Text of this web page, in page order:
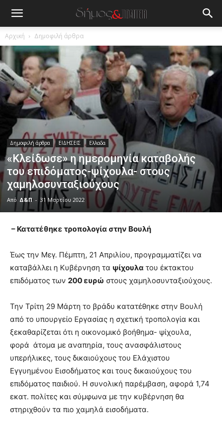
Αρχική Δημοφιλή άρθρα
Δημοφιλή άρθρα ΕΙΔΗΣΕΙΣ Ελλαδα
«Κλείδωσε» η ημερομηνία καταβολής
του επιδόματος-ψίχουλα- στους
χαμηλοσυνταξιούχους
Από Δ&Π - 31 Μαρτίου 2022
lesbians
cam
show.desi
xxx
teaches
you
meaning
pain.
pornhun
porn
– Κατατέθηκε τροπολογία στην Βουλή
Έως την Μεγ. Πέμπτη, 21 Απριλίου, προγραμματίζει να
καταβάλλει η Κυβέρνηση τα ψίχουλα του έκτακτου
επιδόματος των 200 ευρώ στους χαμηλοσυνταξιούχους.
Την Τρίτη 29 Μάρτη το βράδυ κατατέθηκε στην Βουλή
από το υπουργείο Εργασίας η σχετική τροπολογία και
ξεκαθαρίζεται ότι η οικονομικό βοήθημα- ψίχουλα,
φορά άτομα με αναπηρία, τους ανασφάλιστους
υπερήλικες, τους δικαιούχους του Ελάχιστου
Εγγυημένου Εισοδήματος και τους δικαιούχους του
επιδόματος παιδιού. Η συνολική παρέμβαση, αφορά 1,74
εκατ. πολίτες και σύμφωνα με την κυβέρνηση θα
στηριχθούν τα πιο χαμηλά εισοδήματα.